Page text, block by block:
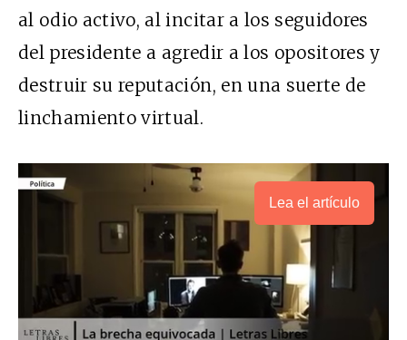
al odio activo, al incitar a los seguidores
del presidente a agredir a los opositores y
destruir su reputación, en una suerte de
linchamiento virtual.
Lea el artículo